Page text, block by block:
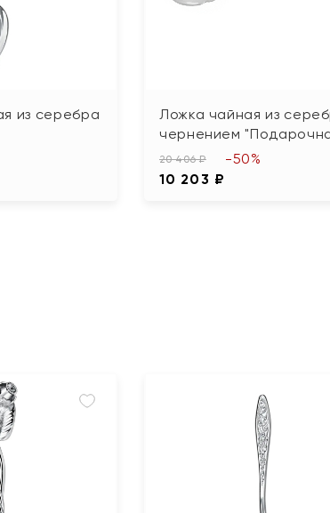
из серебра
Ложка чайная из
чернением
20 406 ₽
10 203 ₽
-50%